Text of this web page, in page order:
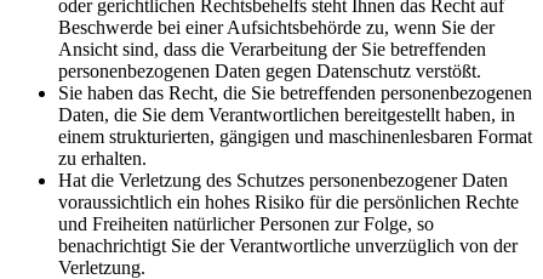
oder gerichtlichen Rechtsbehelfs steht Ihnen das Recht auf
Beschwerde bei einer Aufsichtsbehörde zu, wenn Sie der
Ansicht sind, dass die Verarbeitung der Sie betreffenden
personenbezogenen Daten gegen Datenschutz verstößt.
Sie haben das Recht, die Sie betreffenden personenbezogenen
Daten, die Sie dem Verantwortlichen bereitgestellt haben, in
einem strukturierten, gängigen und maschinenlesbaren Format
zu erhalten.
Hat die Verletzung des Schutzes personenbezogener Daten
voraussichtlich ein hohes Risiko für die persönlichen Rechte
und Freiheiten natürlicher Personen zur Folge, so
benachrichtigt Sie der Verantwortliche unverzüglich von der
Verletzung.